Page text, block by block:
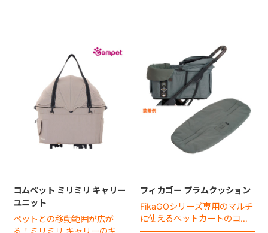
コムペット ミリミリ キャリー
ユニット
ペットとの移動範囲が広が
る！ミリミリ キャリーのキャ
フィカゴー プラムクッション
FikaGOシリーズ専用のマルチ
に使えるペットカートのコー
ナークッション登場。